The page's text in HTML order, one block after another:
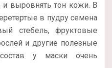
и выровнять тон кожи. В
в пудру семена
стебель, фруктовые
и другие полезные
у маски очень